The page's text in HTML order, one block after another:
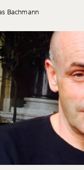
Bachmann